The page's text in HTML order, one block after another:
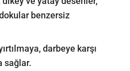
benzersiz
darbeye karşı
sağlar.